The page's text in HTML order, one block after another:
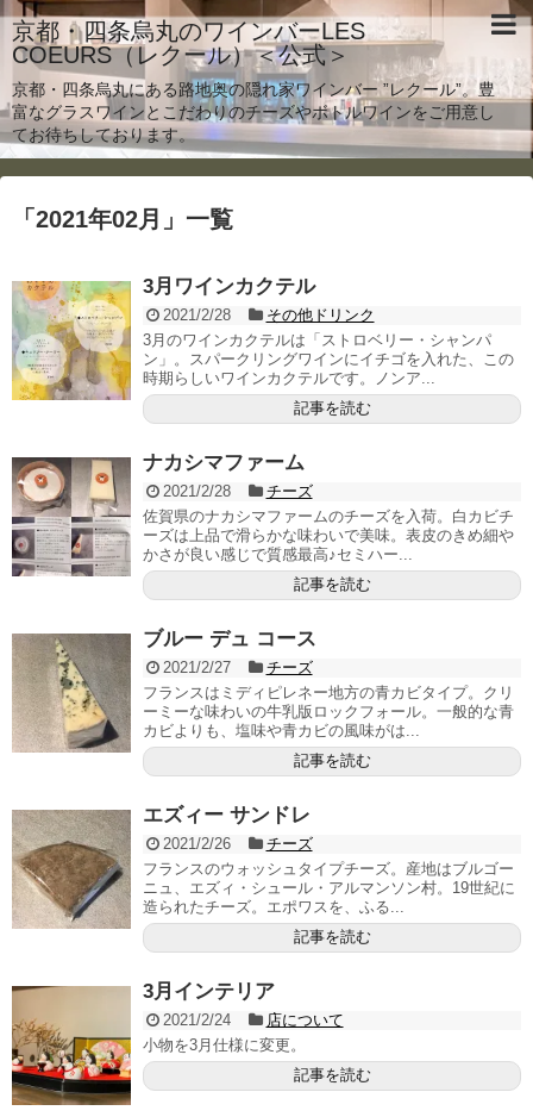
京都・四条烏丸のワインバーLES
COEURS（レクール）＜公式＞
京都・四条烏丸にある路地奥の隠れ家ワインバー ”レクール”。豊
富なグラスワインとこだわりのチーズやボトルワインをご用意し
てお待ちしております。
「 2021年02月 」 一覧
3月ワインカクテル
2021/2/28
その他ドリンク
3月のワインカクテルは「ストロベリー・シャンパ
ン」。スパークリングワインにイチゴを入れた、この
時期らしいワインカクテルです。ノンア...
記事を読む
ナカシマファーム
2021/2/28
チーズ
佐賀県のナカシマファームのチーズを入荷。白カビチ
ーズは上品で滑らかな味わいで美味。表皮のきめ細や
かさが良い感じで質感最高♪セミハー...
記事を読む
ブルー デュ コース
2021/2/27
チーズ
フランスはミディピレネー地方の青カビタイプ。クリ
ーミーな味わいの牛乳版ロックフォール。一般的な青
カビよりも、塩味や青カビの風味がは...
記事を読む
エズィー サンドレ
2021/2/26
チーズ
フランスのウォッシュタイプチーズ。産地はブルゴー
ニュ、エズィ・シュール・アルマンソン村。19世紀に
造られたチーズ。エポワスを、ふる...
記事を読む
3月インテリア
2021/2/24
店について
小物を3月仕様に変更。
記事を読む